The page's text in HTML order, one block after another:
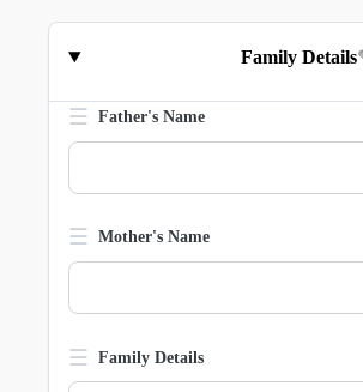
Family Details
☰ Father's Name
☰ Mother's Name
☰ Family Details